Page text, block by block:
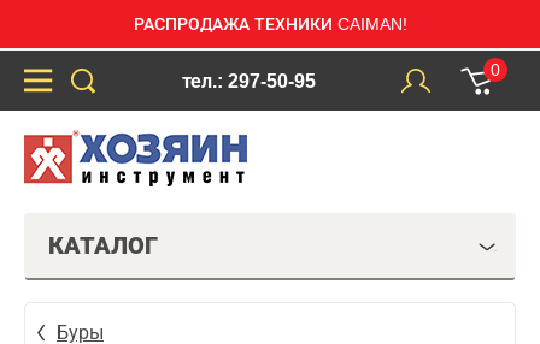
РАСПРОДАЖА ТЕХНИКИ CAIMAN!
тел.: 297-50-95
0
КАТАЛОГ
Буры